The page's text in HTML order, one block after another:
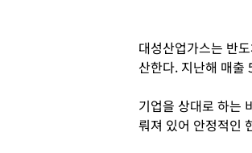
대성산업가스는 반
산한다. 지난해 매출
기업을 상대로 하는
뤄져 있어 안정적인